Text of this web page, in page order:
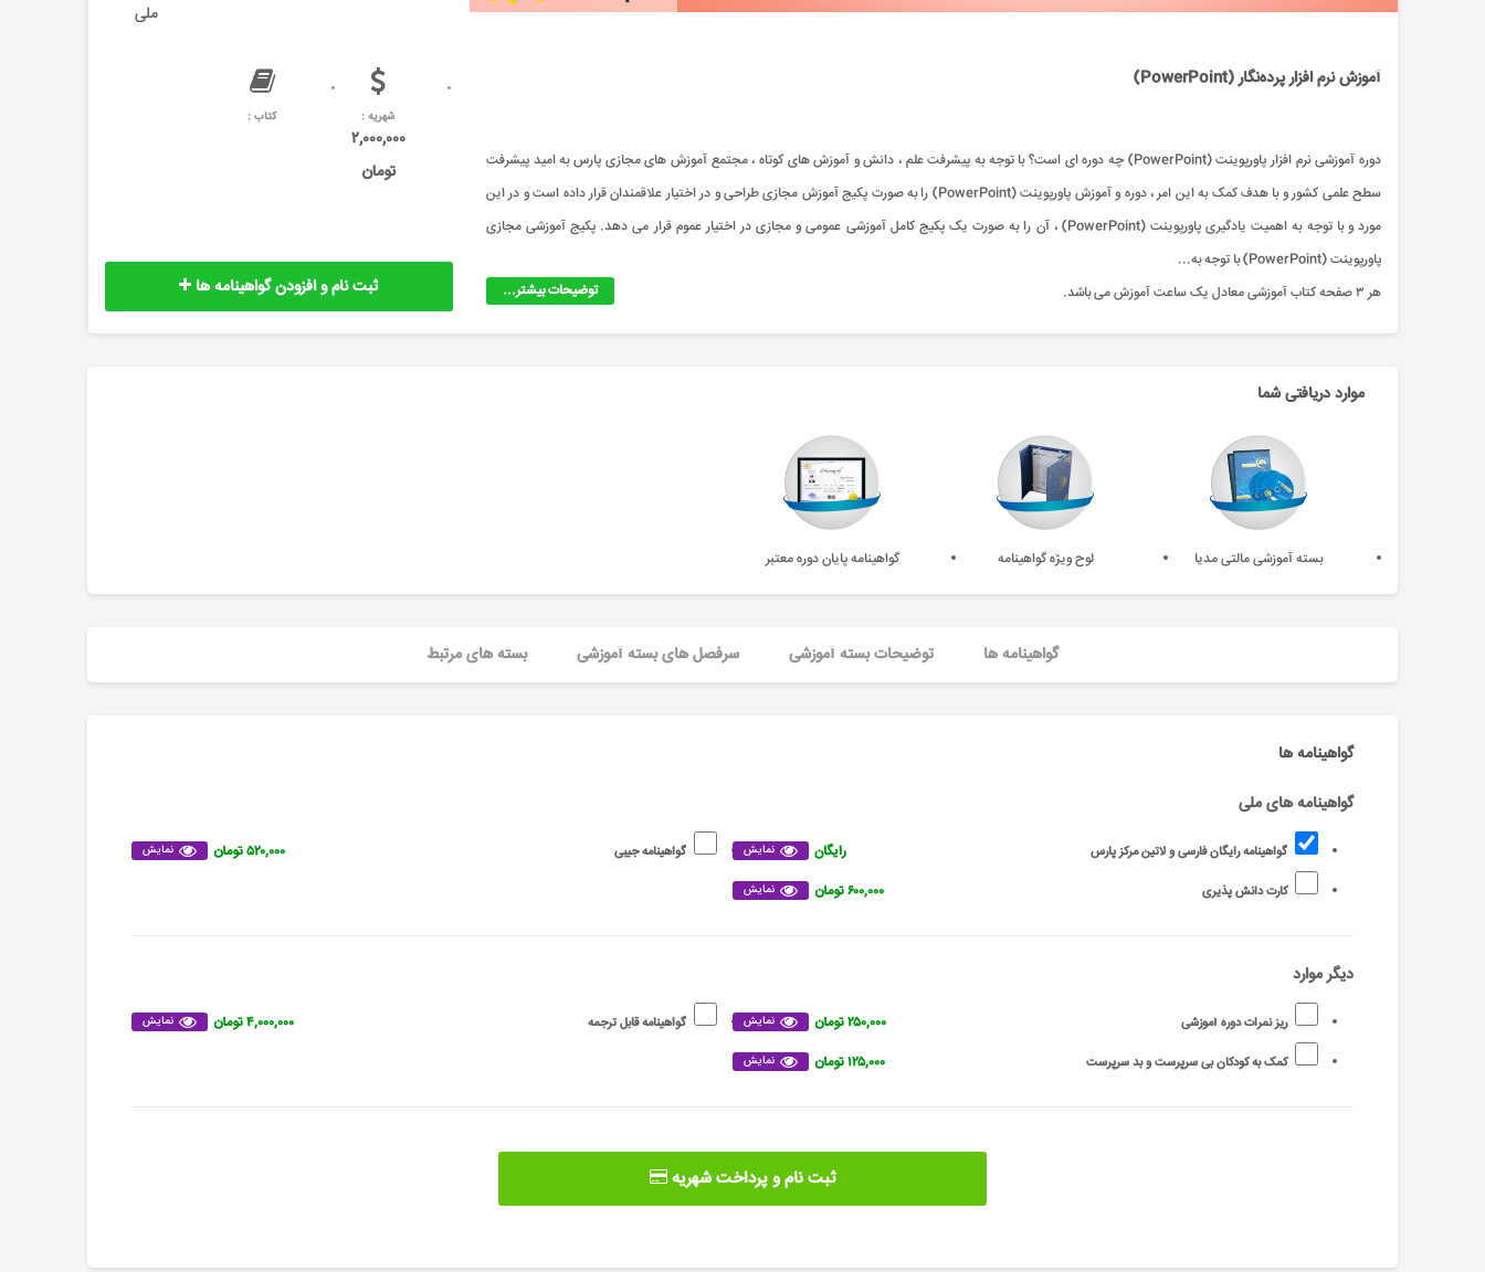
آموزش نرم افزار پرده‌نگار (PowerPoint)
دوره آموزشی نرم افزار پاورپوینت (PowerPoint) چه دوره ای است؟ با توجه به پیشرفت علم ، دانش و آموزش های کوتاه ، مجتمع آموزش های مجازی پارس به امید پیشرفت
سطح علمی کشور و با هدف کمک به این امر ، دوره و آموزش پاورپوینت (PowerPoint) را به صورت پکیج آموزش مجازی طراحی و در اختیار علاقمندان قرار داده است و در این
مورد و با توجه به اهمیت یادگیری پاورپوینت (PowerPoint) ، آن را به صورت یک پکیج کامل آموزشی عمومی و مجازی در اختیار عموم قرار می دهد. پکیج آموزشی مجازی
پاورپوینت (PowerPoint) با توجه به...
توضیحات بیشتر...
هر ۳ صفحه کتاب آموزشی معادل یک ساعت آموزش می باشد.
ملی
شهریه :
۲,۰۰۰,۰۰۰
تومان
کتاب :
ثبت نام و افزودن گواهینامه ها
موارد دریافتی شما
بسته آموزشی مالتی مدیا لوح ویژه گواهینامه گواهینامه پایان دوره معتبر
گواهینامه ها توضیحات بسته آموزشی سرفصل های بسته آموزشی بسته های مرتبط
گواهینامه ها
گواهینامه های ملی
گواهینامه رایگان فارسی و لاتین مرکز پارس نمایش رایگان
کارت دانش پذیری نمایش ۶۰۰,۰۰۰ تومان
گواهینامه جیبی نمایش ۵۲۰,۰۰۰ تومان
دیگر موارد
ریز نمرات دوره آموزشی نمایش ۲۵۰,۰۰۰ تومان
کمک به کودکان بی سرپرست و بد سرپرست نمایش ۱۲۵,۰۰۰ تومان
گواهینامه قابل ترجمه نمایش ۴,۰۰۰,۰۰۰ تومان
ثبت نام و پرداخت شهریه